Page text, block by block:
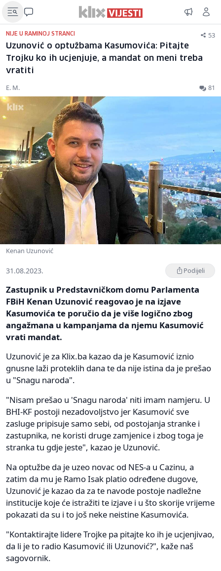
NIJE U RAMINOJ STRANCI 53
Uzunović o optužbama Kasumovića: Pitajte
Trojku ko ih ucjenjuje, a mandat on meni treba
vratiti
E. M. 81
Kenan Uzunović
31.08.2023. Podijeli
Zastupnik u Predstavničkom domu Parlamenta
FBiH Kenan Uzunović reagovao je na izjave
Kasumovića te poručio da je više logično zbog
angažmana u kampanjama da njemu Kasumović
vrati mandat.
Uzunović je za Klix.ba kazao da je Kasumović iznio
gnusne laži proteklih dana te da nije istina da je prešao
u "Snagu naroda".
"Nisam prešao u 'Snagu naroda' niti imam namjeru. U
BHI-KF postoji nezadovoljstvo jer Kasumović sve
zasluge pripisuje samo sebi, od postojanja stranke i
zastupnika, ne koristi druge zamjenice i zbog toga je
stranka tu gdje jeste", kazao je Uzunović.
Na optužbe da je uzeo novac od NES-a u Cazinu, a
zatim da mu je Ramo Isak platio određene dugove,
Uzunović je kazao da za te navode postoje nadležne
institucije koje će istražiti te izjave i u što skorije vrijeme
pokazati da su i to još neke neistine Kasumovića.
"Kontaktirajte lidere Trojke pa pitajte ko ih je ucjenjivao,
da li je to radio Kasumović ili Uzunović?", kaže naš
sagovornik.